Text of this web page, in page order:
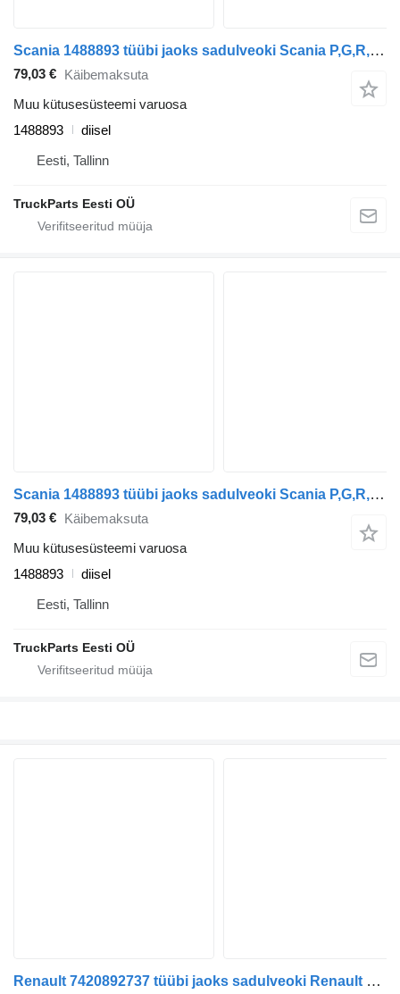
Scania 1488893 tüübi jaoks sadulveoki Scania P,G,R,T-series (2004-2017)
79,03 € Käibemaksuta
Muu kütusesüsteemi varuosa
1488893
diisel
Eesti, Tallinn
TruckParts Eesti OÜ
Scania 1488893 tüübi jaoks sadulveoki Scania P,G,R,T-series (2004-2017)
79,03 € Käibemaksuta
Muu kütusesüsteemi varuosa
1488893
diisel
Eesti, Tallinn
TruckParts Eesti OÜ
Renault 7420892737 tüübi jaoks sadulveoki Renault Premium, Premium 2 (1996-2014)